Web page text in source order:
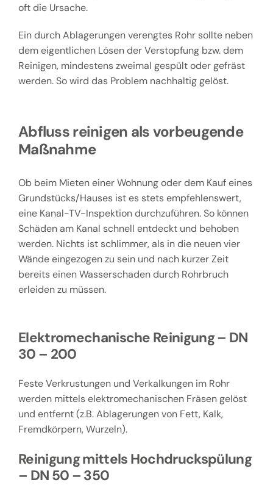
oft die Ursache.
Ein durch Ablagerungen verengtes Rohr sollte neben
dem eigentlichen Lösen der Verstopfung bzw. dem
Reinigen, mindestens zweimal gespült oder gefräst
werden. So wird das Problem nachhaltig gelöst.
Abfluss reinigen als vorbeugende
Maßnahme
Ob beim Mieten einer Wohnung oder dem Kauf eines
Grundstücks/Hauses ist es stets empfehlenswert,
eine Kanal-TV-Inspektion durchzuführen. So können
Schäden am Kanal schnell entdeckt und behoben
werden. Nichts ist schlimmer, als in die neuen vier
Wände eingezogen zu sein und nach kurzer Zeit
bereits einen Wasserschaden durch Rohrbruch
erleiden zu müssen.
Elektromechanische Reinigung – DN
30 – 200
Feste Verkrustungen und Verkalkungen im Rohr
werden mittels elektromechanischen Fräsen gelöst
und entfernt (z.B. Ablagerungen von Fett, Kalk,
Fremdkörpern, Wurzeln).
Reinigung mittels Hochdruckspülung
– DN 50 – 350